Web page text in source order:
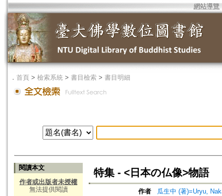
網站導覽
． 首頁 > 檢索系統 > 書目檢索 > 書目明細
閱讀本文
作者或出版者未授權
無法提供閱讀
特集 - <日本の仏像>物語
作者
瓜生中 (著)=Uryu,